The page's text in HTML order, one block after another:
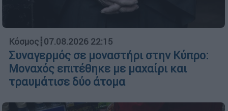
Κόσμος┋07.08.2026 22:15
Συναγερμός σε μοναστήρι στην Κύπρο:
Μοναχός επιτέθηκε με μαχαίρι και
τραυμάτισε δύο άτομα